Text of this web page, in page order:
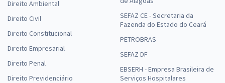
Direito Ambiental
Direito Civil
Direito Constitucional
Direito Empresarial
Direito Penal
Direito Previdenciário
SEFAZ CE - Secretaria da
Fazenda do Estado do Ceará
PETROBRAS
SEFAZ DF
EBSERH - Empresa Brasileira de
Serviços Hospitalares